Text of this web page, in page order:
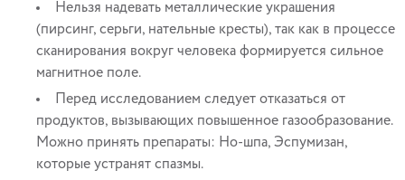
Нельзя надевать металлические украшения
(пирсинг, серьги, нательные кресты), так как в процессе
сканирования вокруг человека формируется сильное
магнитное поле.
Перед исследованием следует отказаться от
продуктов, вызывающих повышенное газообразование.
Можно принять препараты: Но-шпа, Эспумизан,
которые устранят спазмы.